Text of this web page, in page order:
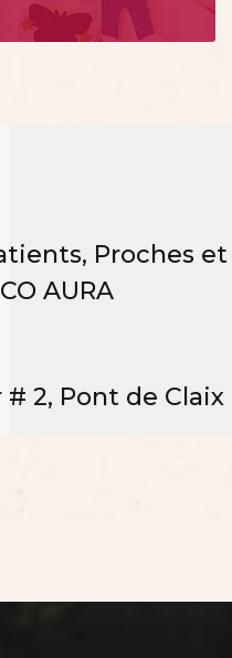
Proches et
AURA
2, Pont de Claix